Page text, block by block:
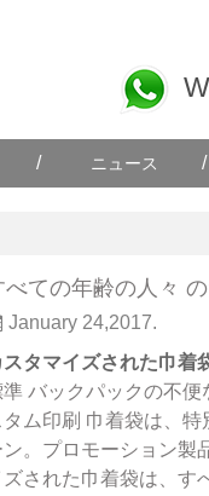
/ ニュース /
べての年齢の人々
January 24,2017.
スタマイズされた巾着
バックパックの不便
タム印刷 巾着袋は、特
ン。プロモーション製
ズされた巾着袋は、す